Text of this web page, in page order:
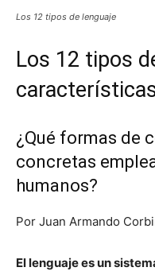
Los 12 tipos de lenguaje
Los 12 tipos
¿Qué formas de
concretas
humanos?
Por Juan Armando
El lenguaje es un